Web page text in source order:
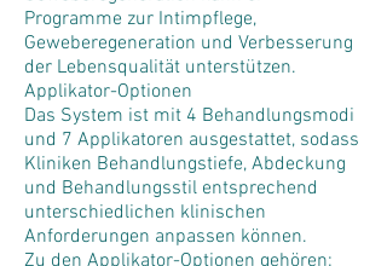
Programme zur Intimpflege,
Geweberegeneration und Verbesserung
der Lebensqualität unterstützen.
Applikator-Optionen
Das System ist mit 4 Behandlungsmodi
und 7 Applikatoren ausgestattet, sodass
Kliniken Behandlungstiefe, Abdeckung
und Behandlungsstil entsprechend
unterschiedlichen klinischen
Anforderungen anpassen können.
Zu den Applikator-Optionen gehören: